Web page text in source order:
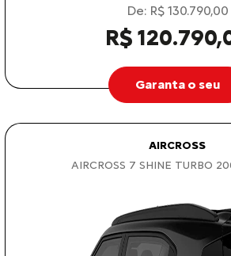
De: R$ 130.790,00
R$
Garanta o seu
AIRCROSS
AIRCROSS 7 SHINE TURBO